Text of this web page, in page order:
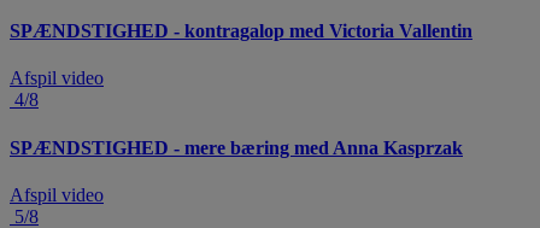
SPÆNDSTIGHED - kontragalop med Victoria Vallentin
Afspil video
4/8
SPÆNDSTIGHED - mere bæring med Anna Kasprzak
Afspil video
5/8